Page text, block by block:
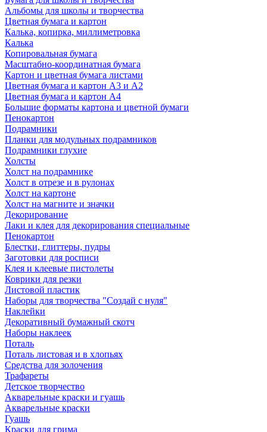
Альбомы для школы и творчества
Цветная бумага и картон
Калька, копирка, миллиметровка
Калька
Копировальная бумага
Масштабно-координатная бумага
Картон и цветная бумага листами
Цветная бумага и картон А3 и А2
Цветная бумага и картон А4
Большие форматы картона и цветной бумаги
Пенокартон
Подрамники
Планки для модульных подрамников
Подрамники глухие
Холсты
Холст на подрамнике
Холст в отрезе и в рулонах
Холст на картоне
Холст на магните и значки
Декорирование
Лаки и клея для декорирования специальные
Пенокартон
Блестки, глиттеры, пудры
Заготовки для росписи
Клея и клеевые пистолеты
Коврики для резки
Листовой пластик
Наборы для творчества "Создай с нуля"
Наклейки
Декоративный бумажный скотч
Наборы наклеек
Поталь
Поталь листовая и в хлопьях
Средства для золочения
Трафареты
Детское творчество
Акварельные краски и гуашь
Акварельные краски
Гуашь
Краски для грима